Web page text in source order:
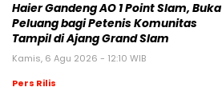
Haier Gandeng AO 1 Point Slam, Buka
Peluang bagi Petenis Komunitas
Tampil di Ajang Grand Slam
Kamis, 6 Agu 2026 - 12:10 WIB
Pers Rilis